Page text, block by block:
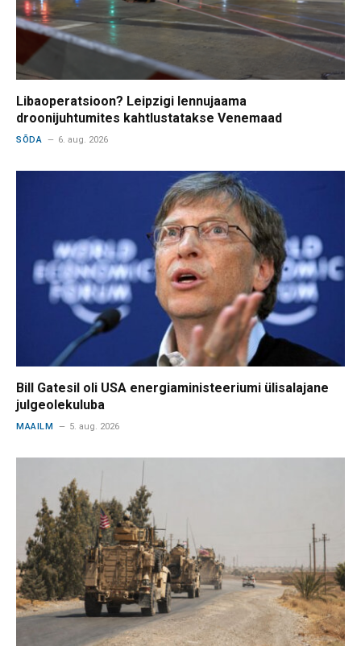
Libaoperatsioon? Leipzigi lennujaama
droonijuhtumites kahtlustatakse Venemaad
SÕDA 6. aug. 2026
Bill Gatesil oli USA energiaministeeriumi ülisalajane
julgeolekuluba
MAAILM 5. aug. 2026